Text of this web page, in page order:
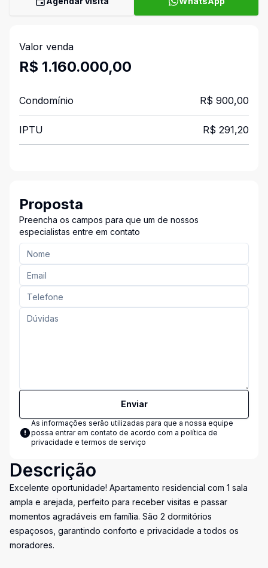
Valor venda
R$ 1.160.000,00
Condomínio R$ 900,00
IPTU R$ 291,20
Proposta
Preencha os campos para que um de nossos
especialistas entre em contato
Enviar
As informações serão utilizadas para que a nossa equipe
possa entrar em contato de acordo com a política de
privacidade e termos de serviço
Descrição
Excelente oportunidade! Apartamento residencial com 1 sala
ampla e arejada, perfeito para receber visitas e passar
momentos agradáveis em família. São 2 dormitórios
espaçosos, garantindo conforto e privacidade a todos os
moradores.